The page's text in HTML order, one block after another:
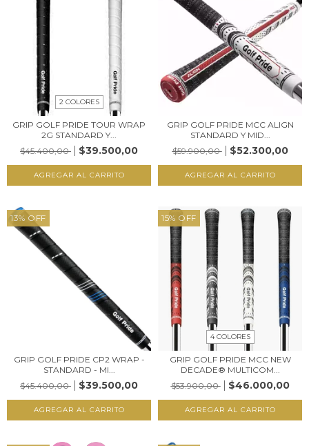
2 COLORES
GRIP GOLF PRIDE TOUR WRAP
2G STANDARD Y...
$45.400,00
$39.500,00
AGREGAR AL CARRITO
GRIP GOLF PRIDE MCC ALIGN
STANDARD Y MID...
$59.900,00
$52.300,00
AGREGAR AL CARRITO
13% OFF
GRIP GOLF PRIDE CP2 WRAP -
STANDARD - MI...
$45.400,00
$39.500,00
AGREGAR AL CARRITO
15% OFF
4 COLORES
GRIP GOLF PRIDE MCC NEW
DECADE® MULTICOM...
$53.900,00
$46.000,00
AGREGAR AL CARRITO